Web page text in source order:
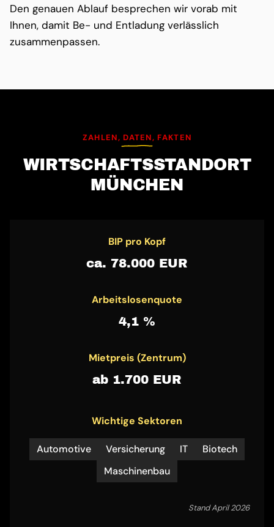
Den genauen Ablauf besprechen wir vorab mit
Ihnen, damit Be- und Entladung verlässlich
zusammenpassen.
ZAHLEN, DATEN, FAKTEN
WIRTSCHAFTS­STANDORT
MÜNCHEN
BIP pro Kopf
ca. 78.000 EUR
Arbeitslosenquote
4,1 %
Mietpreis (Zentrum)
ab 1.700 EUR
Wichtige Sektoren
Automotive Versicherung IT
Biotech
Maschinenbau
Stand April 2026